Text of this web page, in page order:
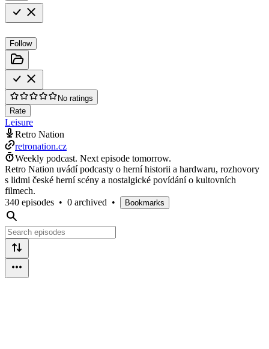
Follow
No ratings
Rate
Leisure
Retro Nation
retronation.cz
Weekly podcast. Next episode tomorrow.
Retro Nation uvádí podcasty o herní historii a hardwaru, rozhovory
s lidmi české herní scény a nostalgické povídání o kultovních
filmech.
340 episodes • 0 archived • Bookmarks